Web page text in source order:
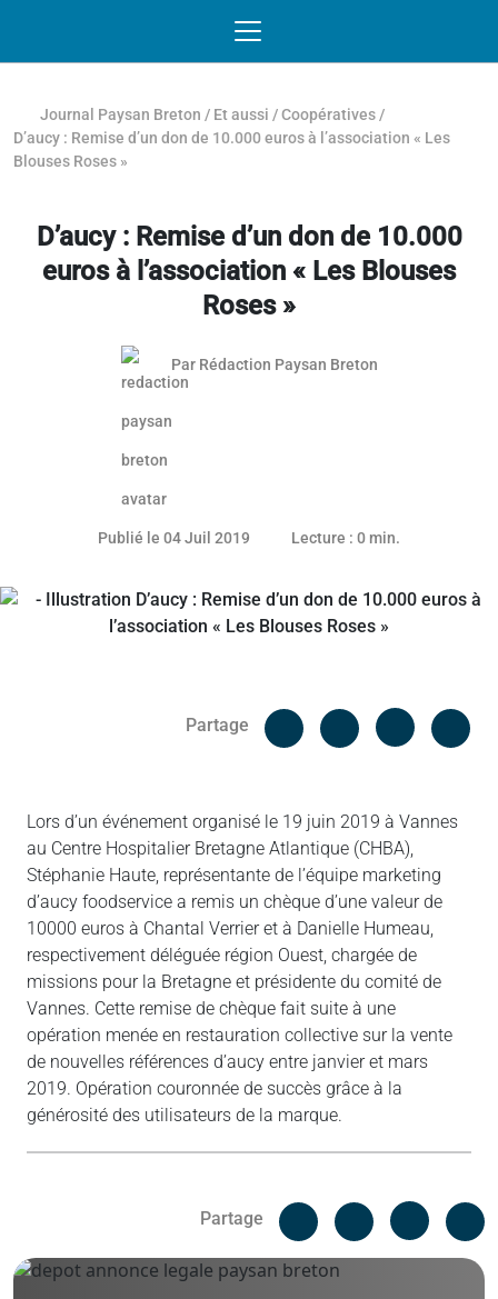
Journal Paysan Breton / Et aussi /Coopératives /
D’aucy : Remise d’un don de 10.000 euros à l’association « Les
Blouses Roses »
D’aucy : Remise d’un don de 10.000
euros à l’association « Les Blouses
Roses »
Par Rédaction Paysan Breton
Publié le 04 Juil 2019 Lecture : 0 min.
Partage
Facebook
Lors d’un événement organisé le 19 juin 2019 à Vannes
au Centre Hospitalier Bretagne Atlantique (CHBA),
Stéphanie Haute, représentante de l’équipe marketing
d’aucy foodservice a remis un chèque d’une valeur de
10000 euros à Chantal Verrier et à Danielle Humeau,
respectivement déléguée région Ouest, chargée de
missions pour la Bretagne et présidente du comité de
Vannes. Cette remise de chèque fait suite à une
opération menée en restauration collective sur la vente
de nouvelles références d’aucy entre janvier et mars
2019. Opération couronnée de succès grâce à la
générosité des utilisateurs de la marque.
Partage
Facebook
Linked